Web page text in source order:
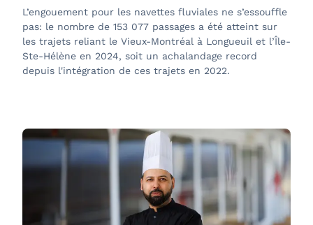
L’engouement pour les navettes fluviales ne s’essouffle
pas: le nombre de 153 077 passages a été atteint sur
les trajets reliant le Vieux-Montréal à Longueuil et l’Île-
Ste-Hélène en 2024, soit un achalandage record
depuis l'intégration de ces trajets en 2022.